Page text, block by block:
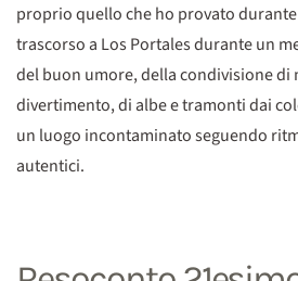
proprio quello che ho provato
trascorso a Los Portales durante un
del buon umore, della condivisione di
divertimento, di albe e tramonti dai
un luogo incontaminato seguendo
autentici.